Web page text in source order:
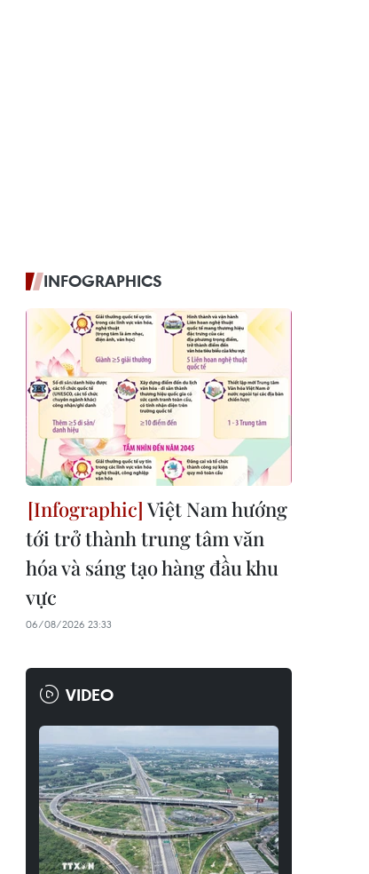
INFOGRAPHICS
Việt Nam hướng
tới trở thành trung tâm văn
hóa và sáng tạo hàng đầu khu
vực
06/08/2026 23:33
VIDEO